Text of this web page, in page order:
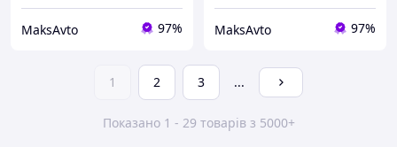
MaksAvto 97% MaksAvto 97%
1 2 3 ...
Показано 1 - 29 товарів з 5000+